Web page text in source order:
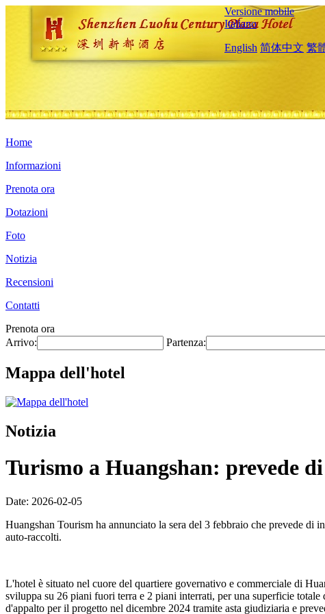
Versione mobile
Italiano
English 简体中文 繁
Home
Informazioni
Prenota ora
Dotazioni
Foto
Notizia
Recensioni
Contatti
Prenota ora
Arrivo:
Partenza:
Mappa dell'hotel
Notizia
Turismo a Huangshan: prevede
Date: 2026-02-05
Huangshan Tourism ha annunciato la sera del 3 febbraio che prevede
auto-raccolti.
L'hotel è situato nel cuore del quartiere governativo e commerciale di
sviluppa su 26 piani fuori terra e 2 piani interrati, per una superficie
d'appalto per il progetto nel dicembre 2024 tramite asta giudiziaria e